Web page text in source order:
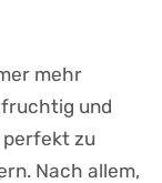
mehr
und
perfekt zu
Nach allem,